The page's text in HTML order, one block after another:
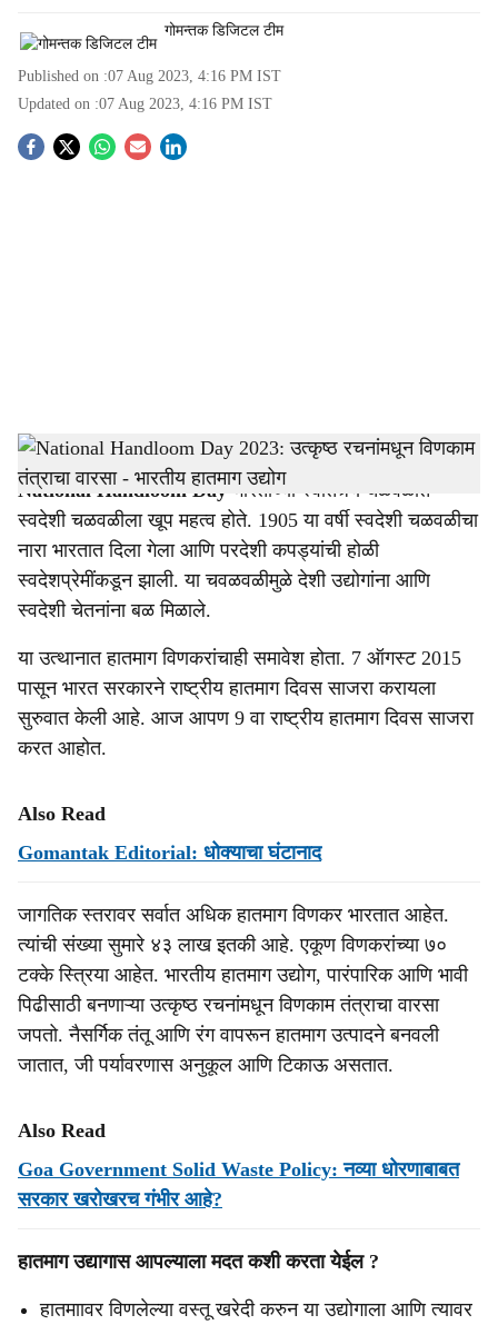
गोमन्तक डिजिटल टीम
Published on :07 Aug 2023, 4:16 PM IST
Updated on :07 Aug 2023, 4:16 PM IST
S
h
a
r
e
National Handloom Day-Dainik Gomantak
National Handloom Dayभारताच्या स्वातंत्र्य चळवळीत
स्वदेशी चळवळीला खूप महत्व होते. 1905 या वर्षी स्वदेशी चळवळीचा
नारा भारतात दिला गेला आणि परदेशी कपड्यांची होळी
स्वदेशप्रेमींकडून झाली. या चवळवळीमुळे देशी उद्योगांना आणि
स्वदेशी चेतनांना बळ मिळाले.
या उत्थानात हातमाग विणकरांचाही समावेश होता. 7 ऑगस्ट 2015
पासून भारत सरकारने राष्ट्रीय हातमाग दिवस साजरा करायला
सुरुवात केली आहे. आज आपण 9 वा राष्ट्रीय हातमाग दिवस साजरा
करत आहोत.
Also Read
Gomantak Editorial: धोक्‍याचा घंटानाद
जागतिक स्तरावर सर्वात अधिक हातमाग विणकर भारतात आहेत.
त्यांची संख्या सुमारे ४३ लाख इतकी आहे. एकूण विणकरांच्या ७०
टक्के स्त्रिया आहेत. भारतीय हातमाग उद्योग, पारंपारिक आणि भावी
पिढीसाठी बनणाऱ्या उत्कृष्ठ रचनांमधून विणकाम तंत्राचा वारसा
जपतो. नैसर्गिक तंतू आणि रंग वापरून हातमाग उत्पादने बनवली
जातात, जी पर्यावरणास अनुकूल आणि टिकाऊ असतात.
Also Read
Goa Government Solid Waste Policy: नव्या धोरणाबाबत
सरकार खरोखरच गंभीर आहे?
हातमाग उद्यागास आपल्याला मदत कशी करता येईल ?
हातमाावर विणलेल्या वस्तू खरेदी करुन या उद्योगाला आणि त्यावर